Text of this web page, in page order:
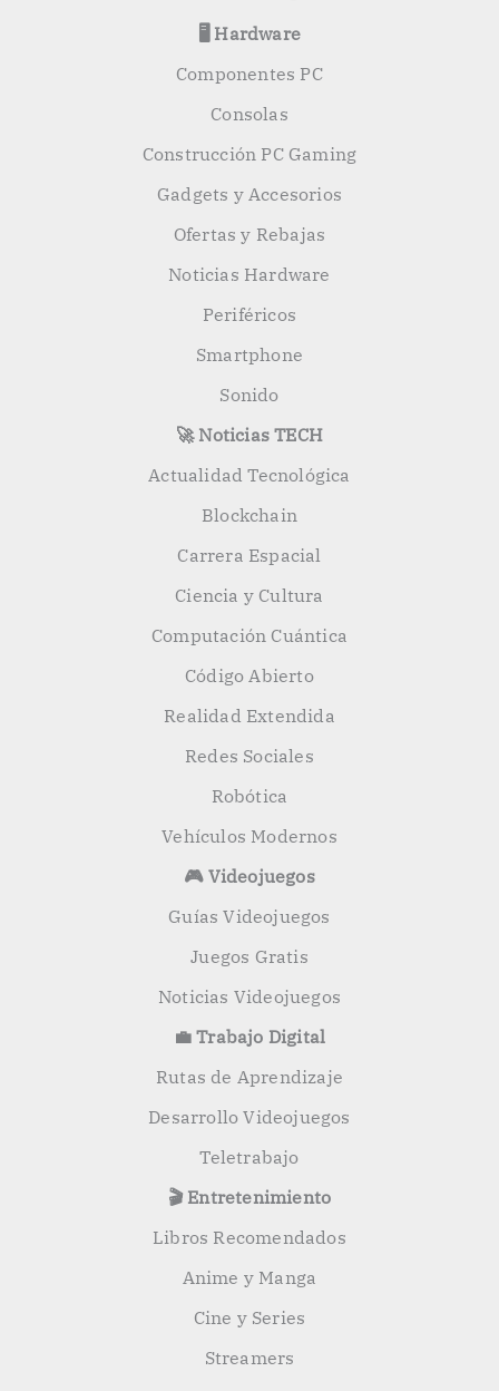
🖥️ Hardware
Componentes PC
Consolas
Construcción PC Gaming
Gadgets y Accesorios
Ofertas y Rebajas
Noticias Hardware
Periféricos
Smartphone
Sonido
🚀 Noticias TECH
Actualidad Tecnológica
Blockchain
Carrera Espacial
Ciencia y Cultura
Computación Cuántica
Código Abierto
Realidad Extendida
Redes Sociales
Robótica
Vehículos Modernos
🎮 Videojuegos
Guías Videojuegos
Juegos Gratis
Noticias Videojuegos
💼 Trabajo Digital
Rutas de Aprendizaje
Desarrollo Videojuegos
Teletrabajo
🎬 Entretenimiento
Libros Recomendados
Anime y Manga
Cine y Series
Streamers